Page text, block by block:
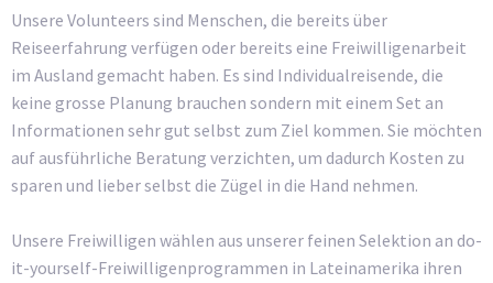
Unsere Volunteers sind Menschen, die bereits über
Reiseerfahrung verfügen oder bereits eine Freiwilligenarbeit
im Ausland gemacht haben. Es sind Individualreisende, die
keine grosse Planung brauchen sondern mit einem Set an
Informationen sehr gut selbst zum Ziel kommen. Sie möchten
auf ausführliche Beratung verzichten, um dadurch Kosten zu
sparen und lieber selbst die Zügel in die Hand nehmen.
Unsere Freiwilligen wählen aus unserer feinen Selektion an do-
it-yourself-Freiwilligenprogrammen in Lateinamerika ihren